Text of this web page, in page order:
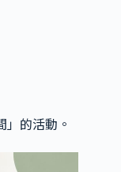
」的活動。